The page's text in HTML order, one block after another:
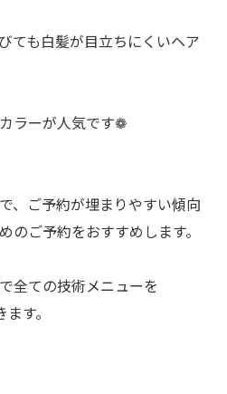
ても白髪が目立ちにくいヘア
ラーが人気です❁
、ご予約が埋まりやすい傾向
のご予約をおすすめします。
全ての技術メニューを
す。